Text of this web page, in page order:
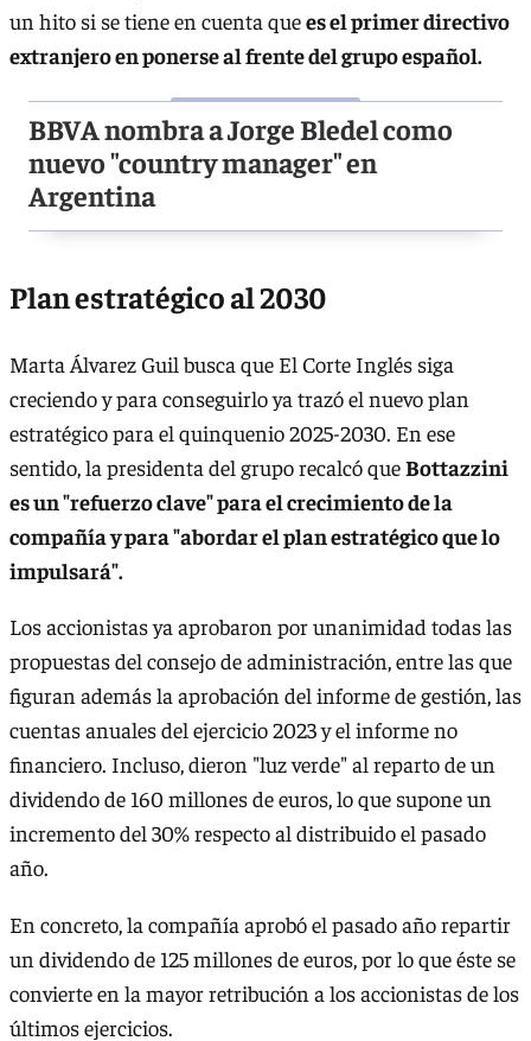
un hito si se tiene en cuenta quees el primer directivo
extranjero en ponerse al frente del grupo español.
BBVA nombra a Jorge Bledel como
nuevo "country manager" en
Argentina
Plan estratégico al 2030
Marta Álvarez Guil busca que El Corte Inglés siga
creciendo y para conseguirlo ya trazó el nuevo plan
estratégico para el quinquenio 2025-2030. En ese
sentido, la presidenta del grupo recalcó queBottazzini
es un "refuerzo clave" para el crecimiento de la
compañía y para "abordar el plan estratégico que lo
impulsará".
Los accionistas ya aprobaron por unanimidad todas las
propuestas del consejo de administración, entre las que
figuran además la aprobación del informe de gestión, las
cuentas anuales del ejercicio 2023 y el informe no
financiero. Incluso, dieron "luz verde" al reparto de un
dividendo de 160 millones de euros, lo que supone un
incremento del 30% respecto al distribuido el pasado
año.
En concreto, la compañía aprobó el pasado año repartir
un dividendo de 125 millones de euros, por lo que éste se
convierte en la mayor retribución a los accionistas de los
últimos ejercicios.